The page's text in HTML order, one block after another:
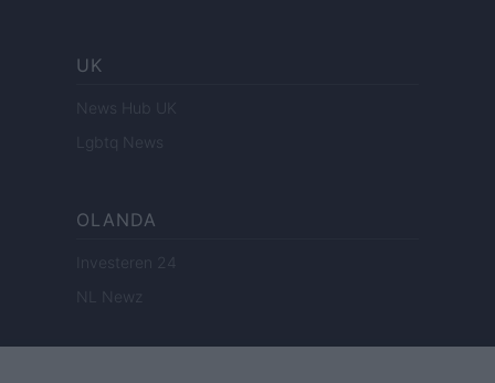
UK
News Hub UK
Lgbtq News
OLANDA
Investeren 24
NL Newz